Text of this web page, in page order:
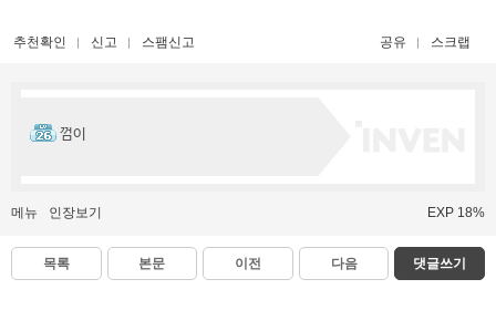
추천확인 신고 스팸신고 공유 스크랩
껌이
메뉴 인장보기 EXP 18%
목록 본문 이전 다음 댓글쓰기